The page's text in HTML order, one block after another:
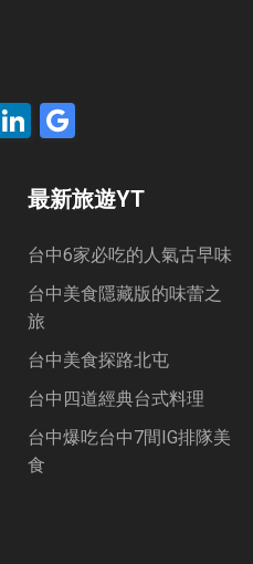
LinkedIn
最新旅遊YT
台中6家必吃的人氣古早味
台中美食隱藏版的味蕾之
旅
台中美食探路北屯
台中四道經典台式料理
台中爆吃台中7間IG排隊美
食